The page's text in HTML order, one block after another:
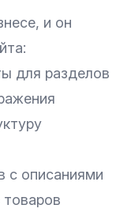
и он
для разделов
с описаниями